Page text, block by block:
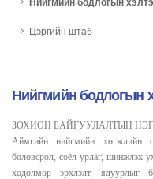
Цэргийн штаб
Нийгмийн бодлогын
ЗОХИОН БАЙГУУЛАЛТЫН
Аймгийн нийгмийн хөгжлийн
боловсрол, соёл урлаг, шинжлэх
хөдөлмөр эрхлэлт, ядуурлыг